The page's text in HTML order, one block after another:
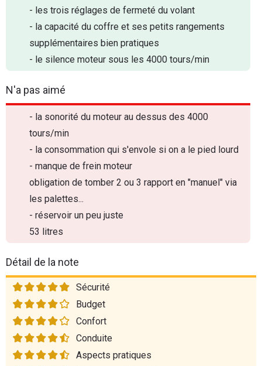
- les trois réglages de fermeté du volant
- la capacité du coffre et ses petits rangements
supplémentaires bien pratiques
- le silence moteur sous les 4000 tours/min
N'a pas aimé
- la sonorité du moteur au dessus des 4000
tours/min
- la consommation qui s'envole si on a le pied lourd
- manque de frein moteur
obligation de tomber 2 ou 3 rapport en "manuel" via
les palettes...
- réservoir un peu juste
53 litres
Détail de la note
Sécurité
Budget
Confort
Conduite
Aspects pratiques